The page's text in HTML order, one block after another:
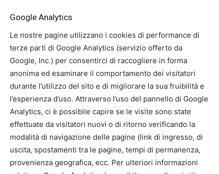
Google Analytics
Le nostre pagine utilizzano i cookies di performance di
terze parti di Google Analytics (servizio offerto da
Google, Inc.) per consentirci di raccogliere in forma
anonima ed esaminare il comportamento dei visitatori
durante l’utilizzo del sito e di migliorare la sua fruibilità e
l’esperienza d’uso. Attraverso l’uso del pannello di Google
Analytics, ci è possibile capire se le visite sono state
effettuate da visitatori nuovi o di ritorno verificando la
modalità di navigazione delle pagine (link di ingresso, di
uscita, spostamenti tra le pagine, tempi di permanenza,
provenienza geografica, ecc. Per ulteriori informazioni